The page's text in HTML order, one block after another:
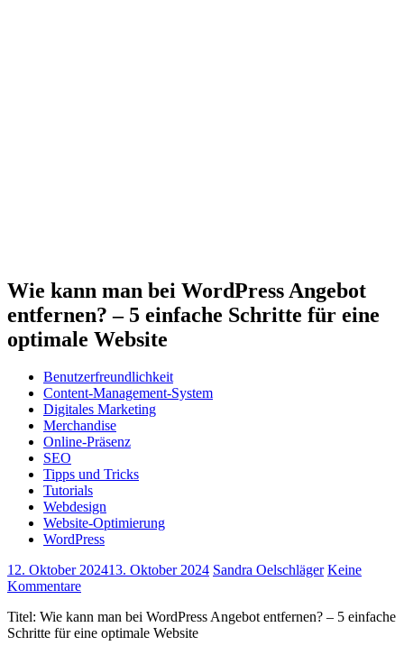
Wie kann man bei WordPress Angebot
entfernen? – 5 einfache Schritte für eine
optimale Website
Benutzerfreundlichkeit
Content-Management-System
Digitales Marketing
Merchandise
Online-Präsenz
SEO
Tipps und Tricks
Tutorials
Webdesign
Website-Optimierung
WordPress
12. Oktober 202413. Oktober 2024 Sandra Oelschläger Keine
Kommentare
Titel: Wie ⁢kann man⁣ bei WordPress ‌Angebot entfernen? – 5 ​einfache
​Schritte für eine optimale Website